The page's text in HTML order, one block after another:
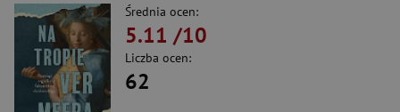
Średnia ocen:
5.11 /10
Liczba ocen:
62